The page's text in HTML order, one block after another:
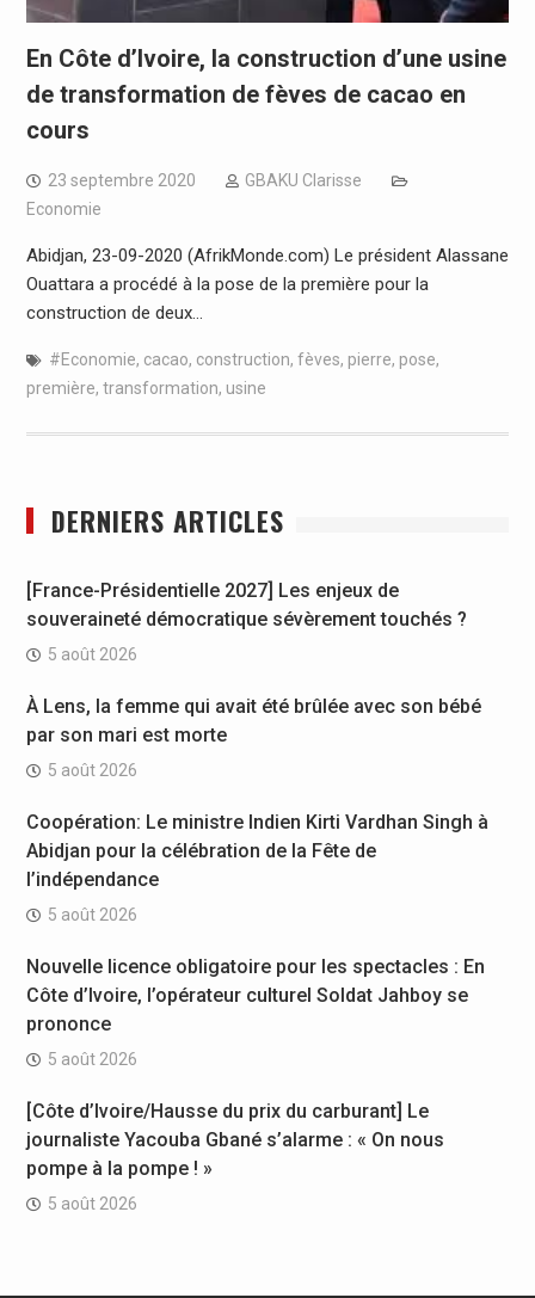
En Côte d’Ivoire, la construction d’une usine
de transformation de fèves de cacao en
cours
23 septembre 2020
GBAKU Clarisse
Economie
Abidjan, 23-09-2020 (AfrikMonde.com) Le président Alassane
Ouattara a procédé à la pose de la première pour la
construction de deux…
#Economie, cacao, construction, fèves, pierre, pose,
première, transformation, usine
DERNIERS ARTICLES
[France-Présidentielle 2027] Les enjeux de
souveraineté démocratique sévèrement touchés ?
5 août 2026
À Lens, la femme qui avait été brûlée avec son bébé
par son mari est morte
5 août 2026
Coopération: Le ministre Indien Kirti Vardhan Singh à
Abidjan pour la célébration de la Fête de
l’indépendance
5 août 2026
Nouvelle licence obligatoire pour les spectacles : En
Côte d’Ivoire, l’opérateur culturel Soldat Jahboy se
prononce
5 août 2026
[Côte d’Ivoire/Hausse du prix du carburant] Le
journaliste Yacouba Gbané s’alarme : « On nous
pompe à la pompe ! »
5 août 2026